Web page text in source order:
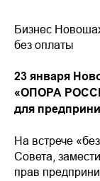
Бизнес
без оплаты
23 января
«ОПОРА
для
На встрече
Совета,
прав